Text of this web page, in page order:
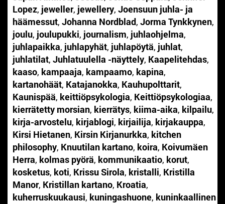
Lopez, jeweller, jewellery, Joensuun juhla- ja
häämessut, Johanna Nordblad, Jorma Tynkkynen,
joulu, joulupukki, journalism, juhlaohjelma,
juhlapaikka, juhlapyhät, juhlapöytä, juhlat,
juhlatilat, Juhlatuulella -näyttely, Kaapelitehdas,
kaaso, kampaaja, kampaamo, kapina,
kartanohäät, Katajanokka, Kauhupolttarit,
Kaunispää, keittiöpsykologia, Keittiöpsykologiaa,
kierrätetty morsian, kierrätys, kiima-aika, kilpailu,
kirja-arvostelu, kirjablogi, kirjailija, kirjakauppa,
Kirsi Hietanen, Kirsin Kirjanurkka, kitchen
philosophy, Knuutilan kartano, koira, Koivumäen
Herra, kolmas pyörä, kommunikaatio, korut,
kosketus, koti, Krissu Sirola, kristalli, Kristilla
Manor, Kristillan kartano, Kroatia,
kuherruskuukausi, kuningashuone, kuninkaallinen